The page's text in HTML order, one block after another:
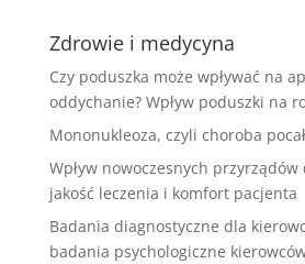
Zdrowie i medycyna
Czy poduszka może wpływać na
oddychanie? Wpływ poduszki na
Mononukleoza, czyli choroba
Wpływ nowoczesnych
jakość leczenia i komfort pacjenta
Badania diagnostyczne dla
badania psychologiczne